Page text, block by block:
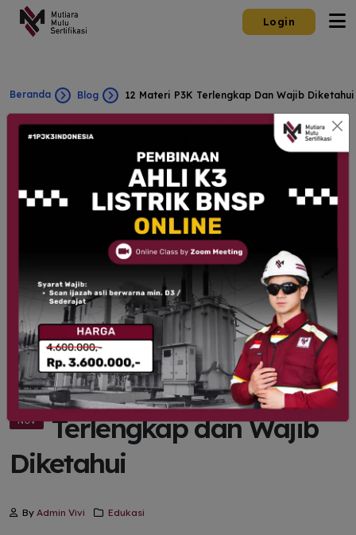
Login
Beranda Blog 12 Materi P3K Terlengkap Dan Wajib Diketahui
14
NOV
12 Materi P3K
Terlengkap dan Wajib
Diketahui
By Admin Vivi Edukasi